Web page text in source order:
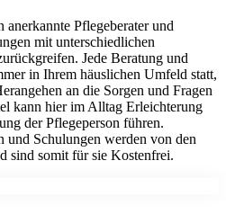
Pflegeberater und
mit unterschiedlichen
Jede Beratung und
in Ihrem häuslichen Umfeld statt,
an die Sorgen und Fragen
kann hier im Alltag Erleichterung
der Pflegeperson führen.
Schulungen werden von den
sind somit für sie Kostenfrei.